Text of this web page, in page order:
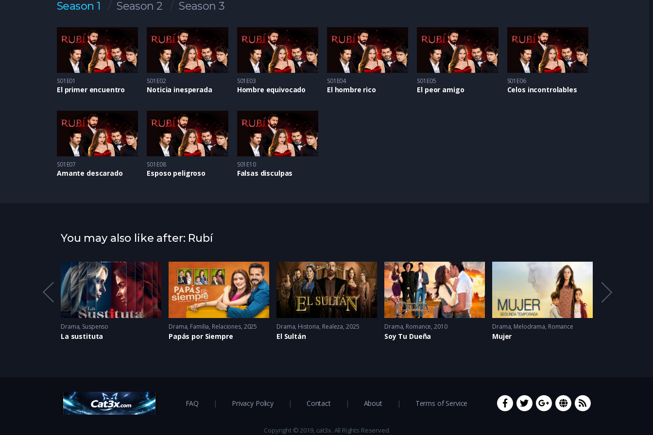
Season 1 Season 2 Season 3
S01E01
El primer encuentro
S01E02
Noticia inesperada
S01E03
Hombre equivocado
S01E04
El hombre rico
S01E05
El peor amigo
S01E06
Celos incontrolables
S01E07
Amante descarado
S01E08
Esposo peligroso
S01E10
Falsas disculpas
You may also like after: Rubí
2006Drama, Suspenso
La sustituta
Drama, Familia, Relaciones 2025
Papás por Siempre
Drama, Historia, Realeza 2025
El Sultán
Drama, Romance 2010
Soy Tu Dueña
Drama, Melodrama, Romance
Mujer
FAQ Privacy Policy Contact About Terms of Service
Copyright © 2019, cat3x. All Rights Reserved